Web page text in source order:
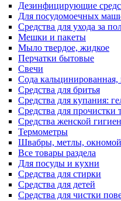
Дезинфицирующие
Для посудомоечных
Средства для ухода за
Мешки и пакеты
Мыло твердое, жидкое
Перчатки бытовые
Свечи
Сода кальцинированная,
Средства для бритья
Средства для купания:
Средства для прочистки
Средства женской
Термометры
Швабры, метлы,
Все товары раздела
Для посуды и кухни
Средства для стирки
Средства для детей
Средства для чистки